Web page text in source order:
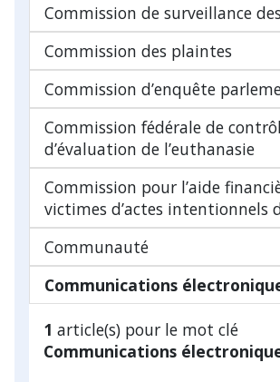
Commission de surveillance
Commission des plaintes
Commission d’enquête
Commission fédérale de
d’évaluation de l’euthanasie
Commission pour l’aide
victimes d’actes intentionnels
Communauté
Communications
1 article(s) pour le mot clé
Communications